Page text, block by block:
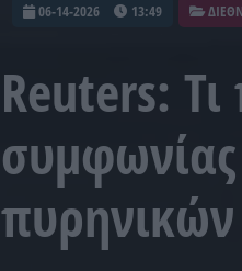
06-14-2026 13:49
Reuters:
πυρηνικών